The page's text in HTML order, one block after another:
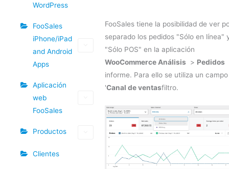
WordPress
FooSales
iPhone/iPad
and Android
Apps
Aplicación
web
FooSales
Productos
Clientes
FooSales tiene la posibilidad de ver
separado los pedidos "Sólo en línea"
"Sólo POS" en la aplicación
WooCommerce Análisis > Pedidos
informe. Para ello se utiliza un campo
'Canal de ventasfiltro.